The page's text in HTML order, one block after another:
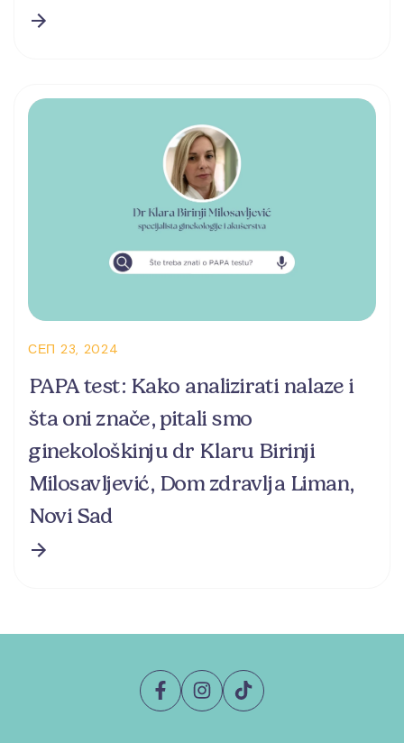
СЕП 23, 2024
PAPA test: Kako analizirati nalaze i
šta oni znače, pitali smo
ginekološkinju dr Klaru Birinji
Milosavljević, Dom zdravlja Liman,
Novi Sad